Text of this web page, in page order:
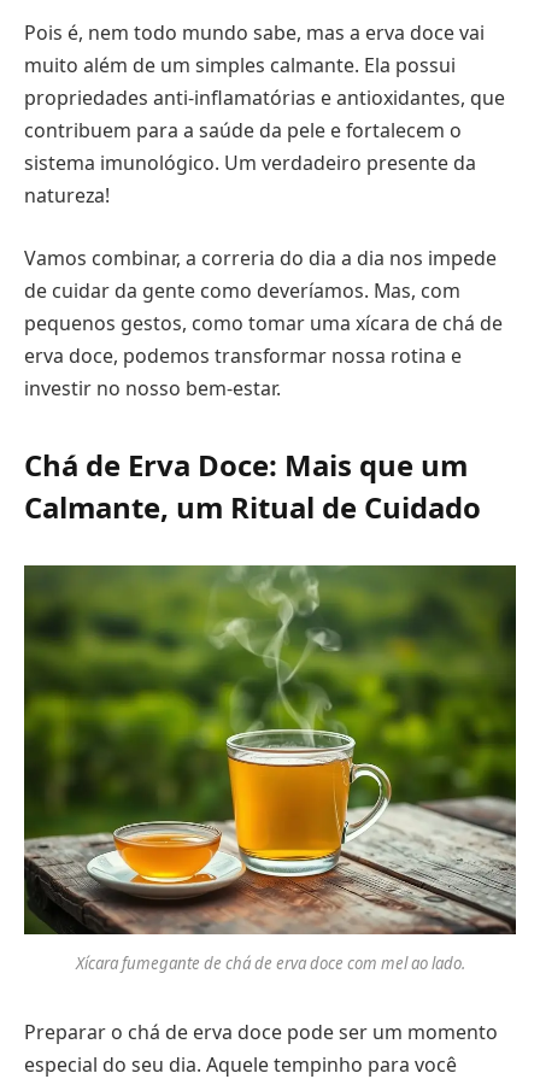
Pois é, nem todo mundo sabe, mas a erva doce vai
muito além de um simples calmante. Ela possui
propriedades anti-inflamatórias e antioxidantes, que
contribuem para a saúde da pele e fortalecem o
sistema imunológico. Um verdadeiro presente da
natureza!
Vamos combinar, a correria do dia a dia nos impede
de cuidar da gente como deveríamos. Mas, com
pequenos gestos, como tomar uma xícara de chá de
erva doce, podemos transformar nossa rotina e
investir no nosso bem-estar.
Chá de Erva Doce: Mais que um
Calmante, um Ritual de Cuidado
Xícara fumegante de chá de erva doce com mel ao lado.
Preparar o chá de erva doce pode ser um momento
especial do seu dia. Aquele tempinho para você